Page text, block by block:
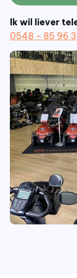
Ik wil liever
0548 – 85 96